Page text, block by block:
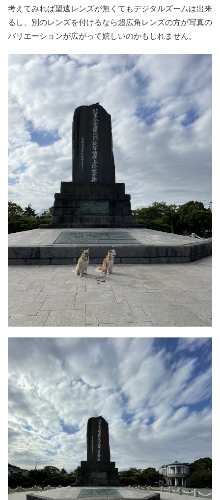
考えてみれば望遠レンズが無くてもデジタルズームは出来
るし、別のレンズを付けるなら超広角レンズの方が写真の
バリエーションが広がって嬉しいのかもしれません。